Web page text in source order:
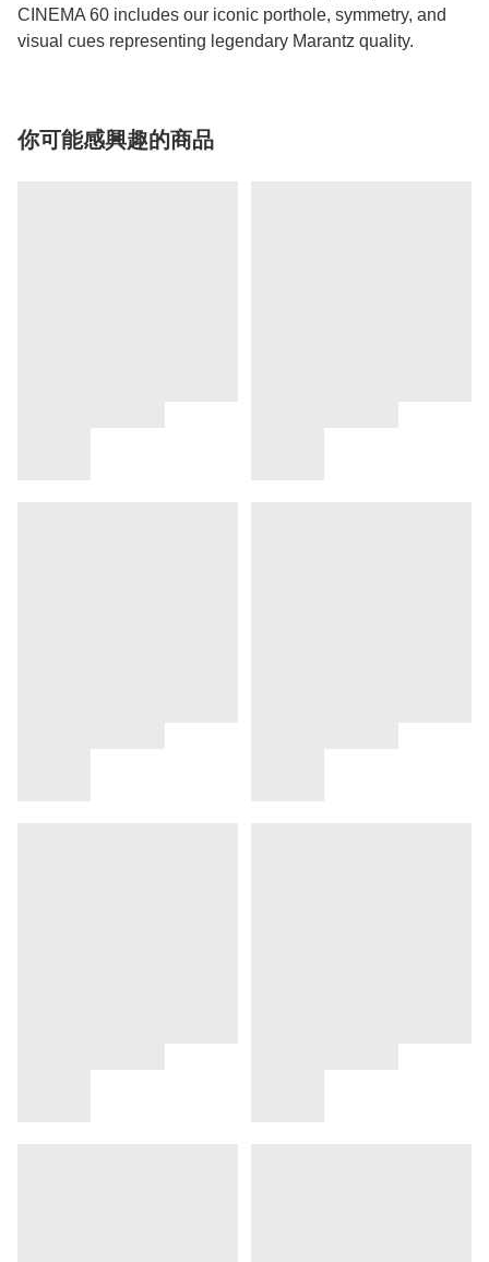
CINEMA 60 includes our iconic porthole, symmetry, and
visual cues representing legendary Marantz quality.
你可能感興趣的商品